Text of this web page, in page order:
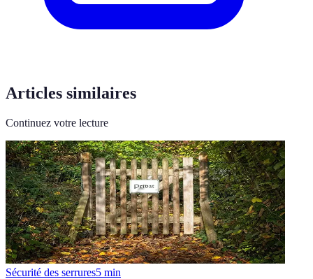
Articles similaires
Continuez votre lecture
Sécurité des serrures5 min